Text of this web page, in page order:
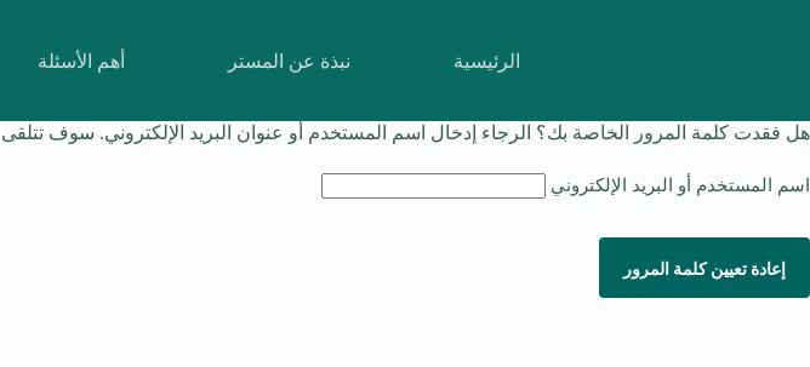
الرئيسية نبذة عن المستر أهم الأسئلة
هل فقدت كلمة المرور الخاصة بك؟ الرجاء إدخال اسم المستخدم أو عنوان البريد الإلكتروني. سوف تتلقى
اسم المستخدم أو البريد الإلكتروني
إعادة تعيين كلمة المرور